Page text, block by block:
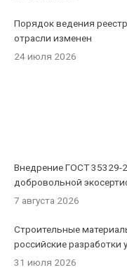
Порядок ведения
отрасли изменен
24 июля 2026
Внедрение ГОСТ 35329-
добровольной
7 августа 2026
Строительные
российские
31 июля 2026